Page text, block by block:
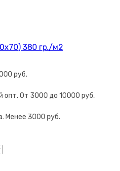
380 гр./м2